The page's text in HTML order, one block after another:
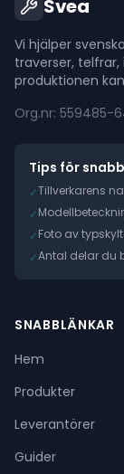
Svea
Vi hjälper
traverser,
produktionen
Org.nr: 559485-
Tips för
✓Tillverkarens
✓
✓Foto av
✓Antal delar du
SNABBLÄNKAR
Hem
Produkter
Leverantörer
Guider